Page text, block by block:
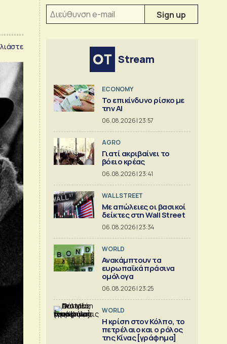
Stream
ECONOMY
Το επικίνδυνο ρίσκο με
την ΑΙ
06.08.2026 | 23:57
AGRO
Γιατί ακριβαίνει το
βόειο κρέας
06.08.2026 | 23:41
WALL STREET
Με απώλειες οι βασικοί
δείκτες στη Wall Street
06.08.2026 | 23:34
WORLD
Ανακάμπτουν τα
ευρωπαϊκά πράσινα
ομόλογα
06.08.2026 | 23:25
WORLD
Η κρίση στoν Κόλπο, το
πετρέλαιο και ο ρόλος
της Κίνας [γράφημα]